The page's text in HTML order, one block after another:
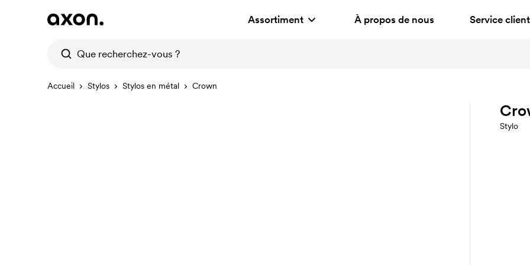
Assortiment À propos de nous Service client
Accueil Stylos Stylos en métal Crown
Stylo